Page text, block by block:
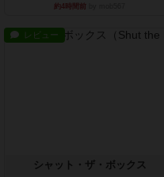
約4時間前
レビュー
シャット・ザ・ボックス